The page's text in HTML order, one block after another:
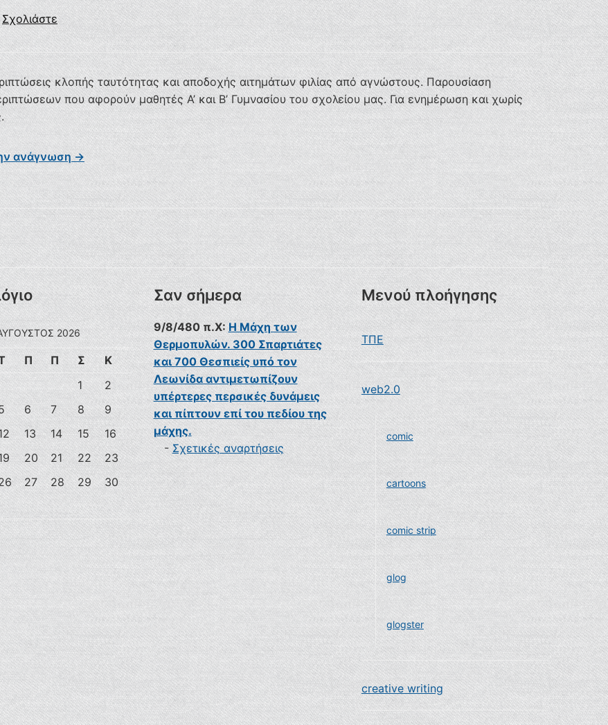
Σχολιάστε
κλοπής ταυτότητας και αποδοχής αιτημάτων φιλίας από αγνώστους. Παρουσίαση
που αφορούν μαθητές Α’ και Β’ Γυμνασίου του σχολείου μας. Για ενημέρωση και χωρίς
ανάγνωση →
2026
Π Π Σ
Κ
1
2
6 7 8
9
13 14 15
16
20 21 22
23
27 28 29
30
Σαν σήμερα
9/8/480 π.Χ: Η Μάχη των
Θερμοπυλών. 300 Σπαρτιάτες
και 700 Θεσπιείς υπό τον
Λεωνίδα αντιμετωπίζουν
υπέρτερες περσικές δυνάμεις
και πίπτουν επί του πεδίου της
μάχης.
- Σχετικές αναρτήσεις
Μενού πλοήγησης
ΤΠΕ
web2.0
comic
cartoons
comic strip
glog
glogster
creative writing